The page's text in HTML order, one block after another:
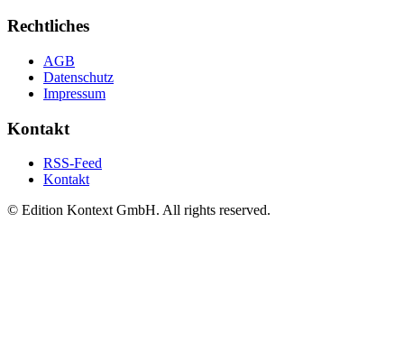
Rechtliches
AGB
Datenschutz
Impressum
Kontakt
RSS-Feed
Kontakt
© Edition Kontext GmbH. All rights reserved.